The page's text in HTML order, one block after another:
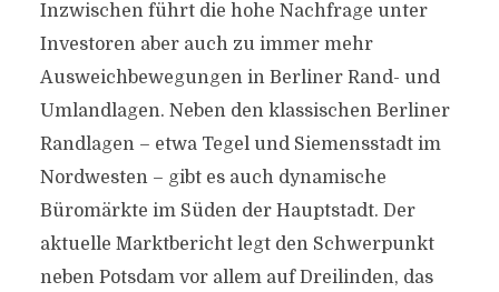
Inzwischen führt die hohe Nachfrage unter
Investoren aber auch zu immer mehr
Ausweichbewegungen in Berliner Rand- und
Umlandlagen. Neben den klassischen Berliner
Randlagen – etwa Tegel und Siemensstadt im
Nordwesten – gibt es auch dynamische
Büromärkte im Süden der Hauptstadt. Der
aktuelle Marktbericht legt den Schwerpunkt
neben Potsdam vor allem auf Dreilinden, das